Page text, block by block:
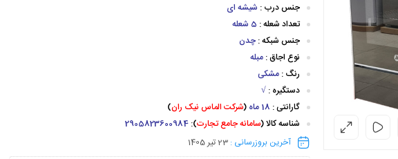
جنس درب : شیشه ای
تعداد شعله :
جنس شبکه : چدن
نوع اجاق : مبله
رنگ : مشکی
دستگیره : √
گارانتی :
(شرکت الماس نیک ران)
شناسه کالا (سامانه جامع تجارت):
2905823600984
آخرین بروزرسانی : 23 تیر 1405